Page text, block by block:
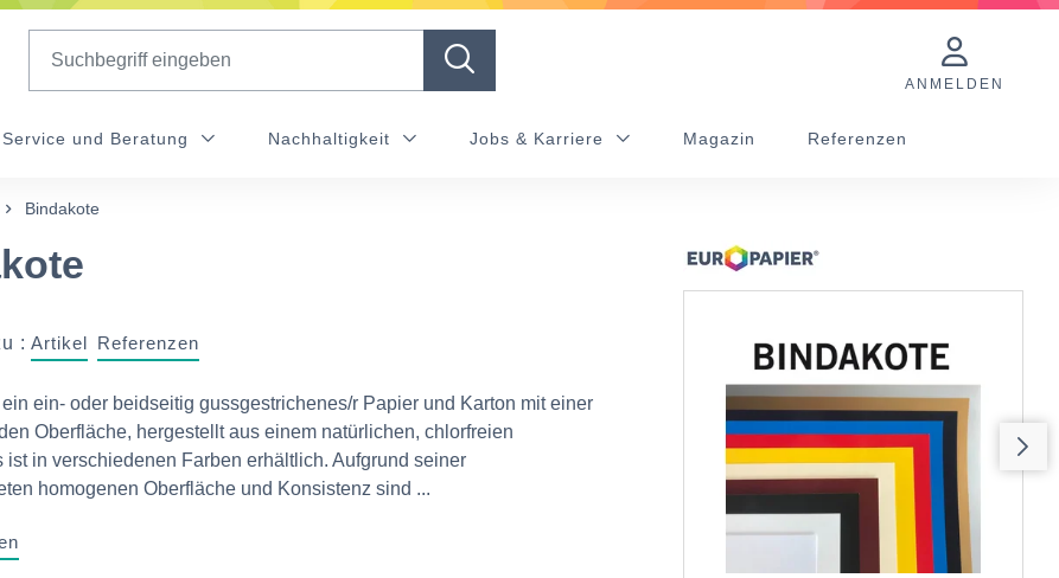
ANMELDEN
Service und Beratung Nachhaltigkeit Jobs & Karriere Magazin Referenzen
Bindakote
: Artikel Referenzen
ein- oder beidseitig gussgestrichenes/r Papier und Karton mit einer
Oberfläche, hergestellt aus einem natürlichen, chlorfreien
ist in verschiedenen Farben erhältlich. Aufgrund seiner
homogenen Oberfläche und Konsistenz sind ...